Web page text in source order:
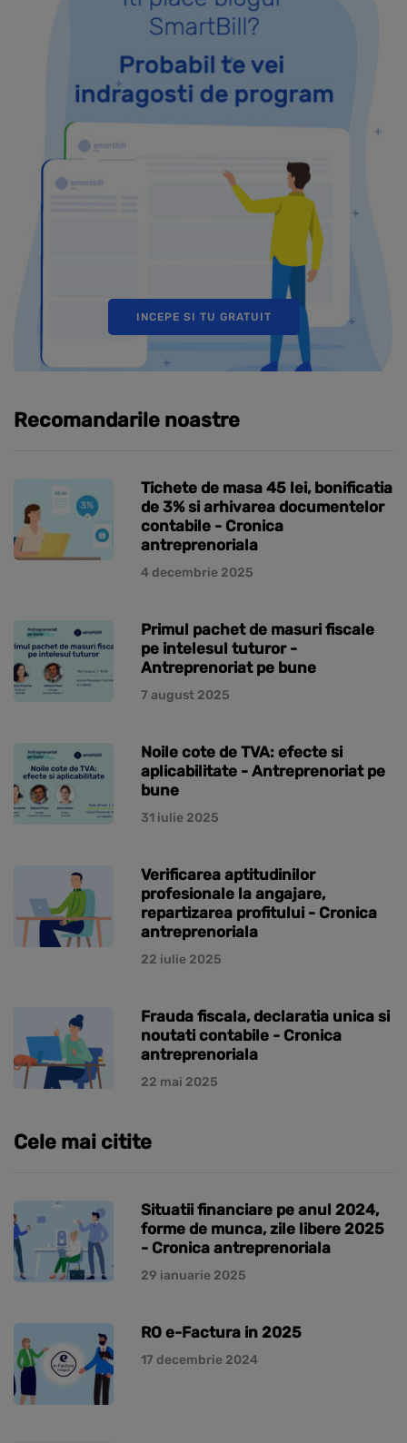
INCEPE SI TU GRATUIT
Recomandarile noastre
Tichete de masa 45 lei, bonificatia
de 3% si arhivarea documentelor
contabile - Cronica
antreprenoriala
4 decembrie 2025
Primul pachet de masuri fiscale
pe intelesul tuturor -
Antreprenoriat pe bune
7 august 2025
Noile cote de TVA: efecte si
aplicabilitate - Antreprenoriat pe
bune
31 iulie 2025
Verificarea aptitudinilor
profesionale la angajare,
repartizarea profitului - Cronica
antreprenoriala
22 iulie 2025
Frauda fiscala, declaratia unica si
noutati contabile - Cronica
antreprenoriala
22 mai 2025
Cele mai citite
Situatii financiare pe anul 2024,
forme de munca, zile libere 2025
- Cronica antreprenoriala
29 ianuarie 2025
RO e-Factura in 2025
17 decembrie 2024